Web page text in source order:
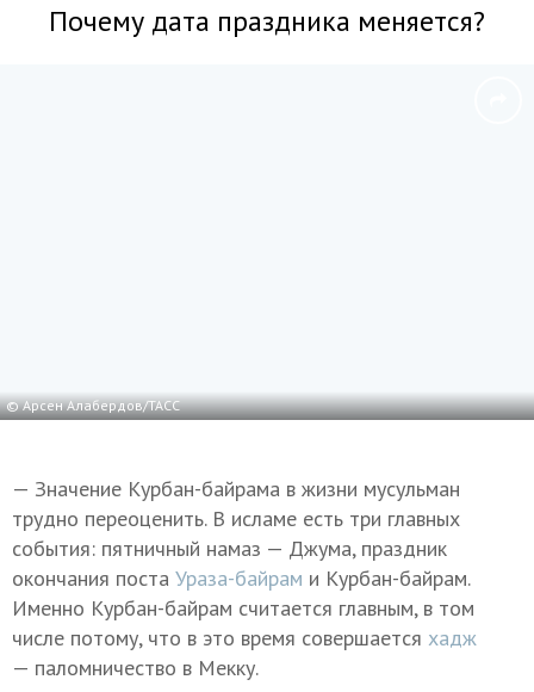
Почему дата праздника меняется?
© Арсен Алабердов/ТАСС
— Значение Курбан-байрама в жизни мусульман
трудно переоценить. В исламе есть три главных
события: пятничный намаз — Джума, праздник
окончания поста Ураза-байрам и Курбан-байрам.
Именно Курбан-байрам считается главным, в том
числе потому, что в это время совершается хадж
— паломничество в Мекку.